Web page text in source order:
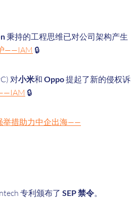
秉持的工程思维已对公司架构产生
——IAM 🔒
对小米和 Oppo提起了新的侵权诉
🔒
举措助力中企出海——
专利颁布了 SEP 禁令。